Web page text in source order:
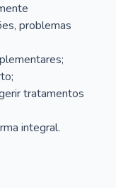
problemas
tratamentos
integral.